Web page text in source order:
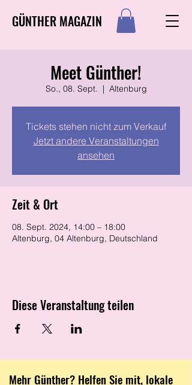
GÜNTHER MAGAZIN
Meet Günther!
So., 08. Sept.
  |
Altenburg
Tickets stehen nicht zum Verkauf
Jetzt andere Veranstaltungen
ansehen
Zeit & Ort
08. Sept. 2024, 14:00 – 18:00
Altenburg, 04 Altenburg, Deutschland
Diese Veranstaltung teilen
Mehr Günther? Helfen Sie mit, lokale